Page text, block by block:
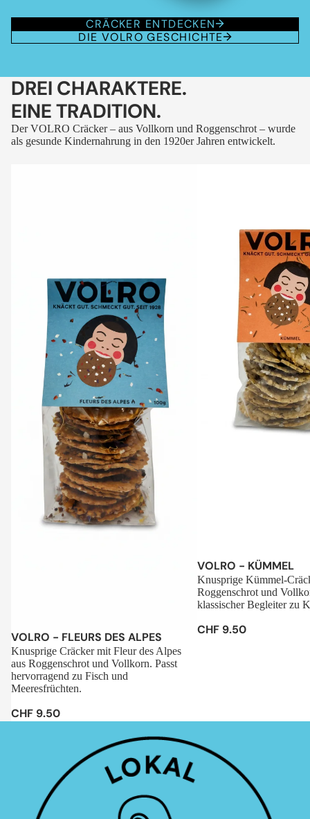
CRÄCKER ENTDECKEN
DIE VOLRO GESCHICHTE
DREI CHARAKTERE.
EINE TRADITION.
Der VOLRO Cräcker – aus Vollkorn und Roggenschrot – wurde
als gesunde Kindernahrung in den 1920er Jahren entwickelt.
Sale
VOLRO - FLEURS DES ALPES
Knusprige Cräcker mit Fleur des Alpes
aus Roggenschrot und Vollkorn. Passt
hervorragend zu Fisch und
Meeresfrüchten.
CHF 9.50
VOLRO - KÜMMEL
Knusprige Kümmel-
Roggenschrot und
klassischer Begleiter zu
CHF 9.50